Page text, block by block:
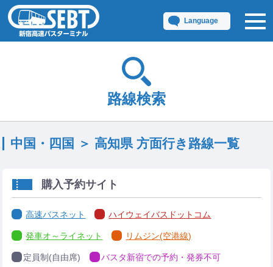
Language
路線検索
中国・四国 ＞ 高知県 方面行き路線一覧
購入予約サイト
高速バスネット ハイウェイバスドットコム
発車オ～ライネット リムジン(空港線)
定員制(自由席) バスタ新宿での予約・発券不可